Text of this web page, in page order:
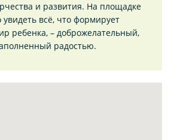
и развития. На площадке
всё, что формирует
ребенка, – доброжелательный,
радостью.